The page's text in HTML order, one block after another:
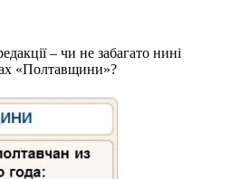
– чи не забагато нині
«Полтавщини»?